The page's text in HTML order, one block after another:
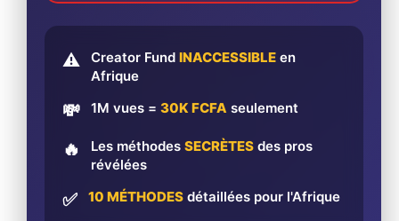
⚠️ Creator Fund INACCESSIBLE en
Afrique
💸 1M vues = 30K FCFA seulement
🔥 Les méthodes SECRÈTES des pros
révélées
✅ 10 MÉTHODES détaillées pour l'Afrique